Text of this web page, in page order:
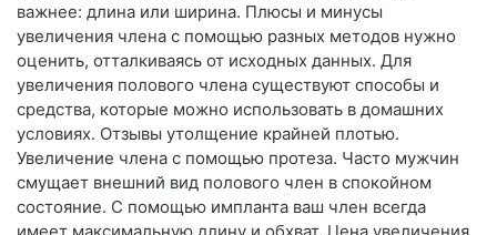
важнее: длина или ширина. Плюсы и минусы
увеличения члена с помощью разных методов нужно
оценить, отталкиваясь от исходных данных. Для
увеличения полового члена существуют способы и
средства, которые можно использовать в домашних
условиях. Отзывы утолщение крайней плотью.
Увеличение члена с помощью протеза. Часто мужчин
смущает внешний вид полового член в спокойном
состояние. С помощью импланта ваш член всегда